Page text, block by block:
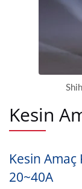
Kesin
Kesin Amaç
20~40A